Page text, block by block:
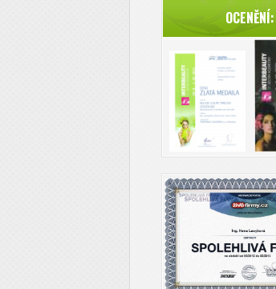
OCENĚNÍ: